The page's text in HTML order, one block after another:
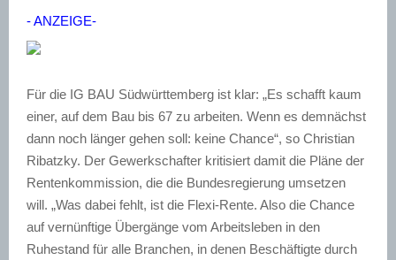
- ANZEIGE-
Für die IG BAU Südwürttemberg ist klar: „Es schafft kaum
einer, auf dem Bau bis 67 zu arbeiten. Wenn es demnächst
dann noch länger gehen soll: keine Chance“, so Christian
Ribatzky. Der Gewerkschafter kritisiert damit die Pläne der
Rentenkommission, die die Bundesregierung umsetzen
will. „Was dabei fehlt, ist die Flexi-Rente. Also die Chance
auf vernünftige Übergänge vom Arbeitsleben in den
Ruhestand für alle Branchen, in denen Beschäftigte durch